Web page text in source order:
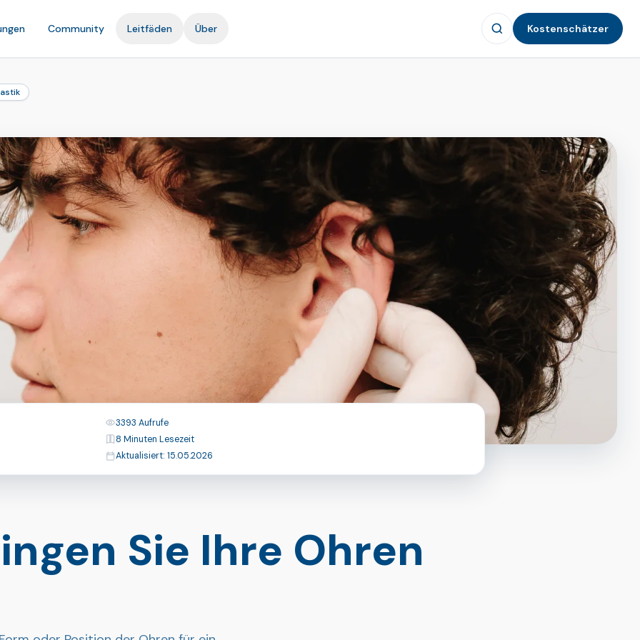
Community Leitfäden Über Kostenschätzer
Sie Ihre Ohren
Aufrufe
3393 Aufrufe
Lesezeit
8 Minuten Lesezeit
Zuletzt aktualisiert
Aktualisiert: 15.05.2026